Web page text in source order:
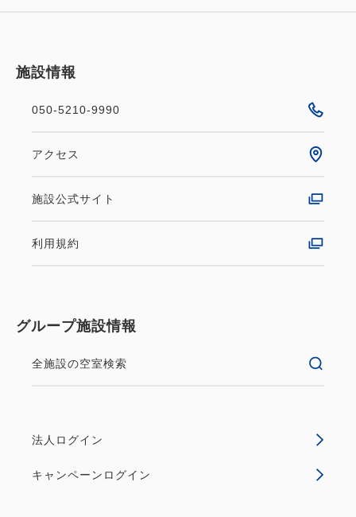
------------------------------------------------------
施設情報
050-5210-9990
アクセス
施設公式サイト
利用規約
グループ施設情報
全施設の空室検索
法人ログイン
キャンペーンログイン